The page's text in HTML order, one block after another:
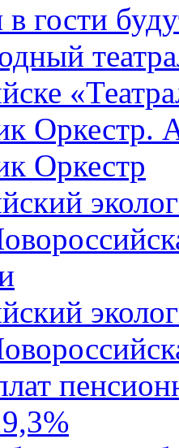
в гости
Оркестр.
Оркестр